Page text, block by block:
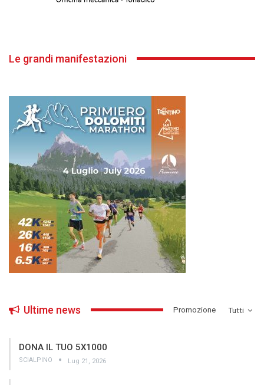
Le grandi manifestazioni
Tutti
Ultime news ­Promozione
DONA IL TUO 5X1000
SCIALPINO Lug 21, 2026